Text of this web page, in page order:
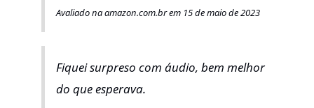
Avaliado na amazon.com.br em 15 de maio de 2023
Fiquei surpreso com áudio, bem melhor
do que esperava.